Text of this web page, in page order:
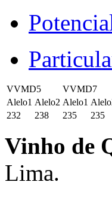
VVMD5 VVMD7
Alelo1 Alelo2 Alelo1
232
238 235 235
Vinho de
Lima.